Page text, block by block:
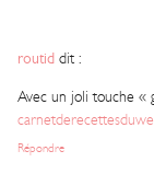
routid dit :
Avec un joli touche «
Répondre